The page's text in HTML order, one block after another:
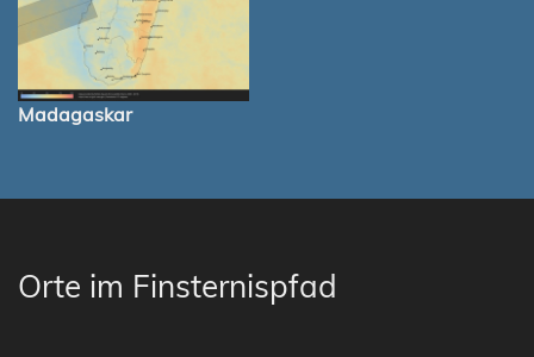
Madagaskar
Orte im Finsternispfad